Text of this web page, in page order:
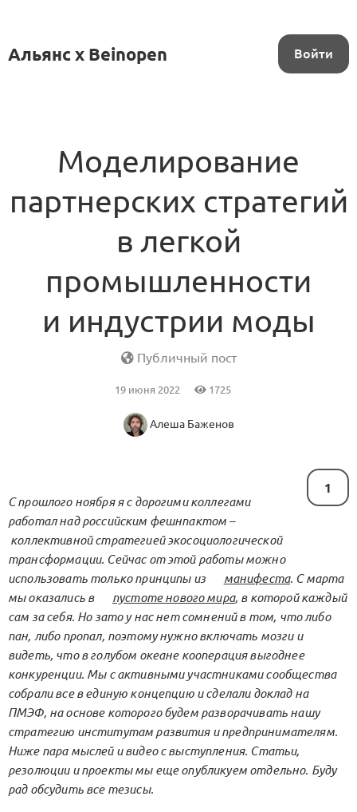
Альянс x Beinopen Войти
Моделирование
партнерских стратегий
в легкой
промышленности
и индустрии моды
Публичный пост
19 июня 2022 1725
Алеша Баженов
1
С прошлого ноября я с дорогими коллегами
работал над российским фешнпактом –
коллективной стратегией экосоциологической
трансформации. Сейчас от этой работы можно
использовать только принципы из
манифеста. С марта
мы оказались в
пустоте нового мира, в которой каждый
сам за себя. Но зато у нас нет сомнений в том, что либо
пан, либо пропал, поэтому нужно включать мозги и
видеть, что в голубом океане кооперация выгоднее
конкуренции. Мы с активными участниками сообщества
собрали все в единую концепцию и сделали доклад на
ПМЭФ, на основе которого будем разворачивать нашу
стратегию институтам развития и предпринимателям.
Ниже пара мыслей и видео с выступления. Статьи,
резолюции и проекты мы еще опубликуем отдельно. Буду
рад обсудить все тезисы.